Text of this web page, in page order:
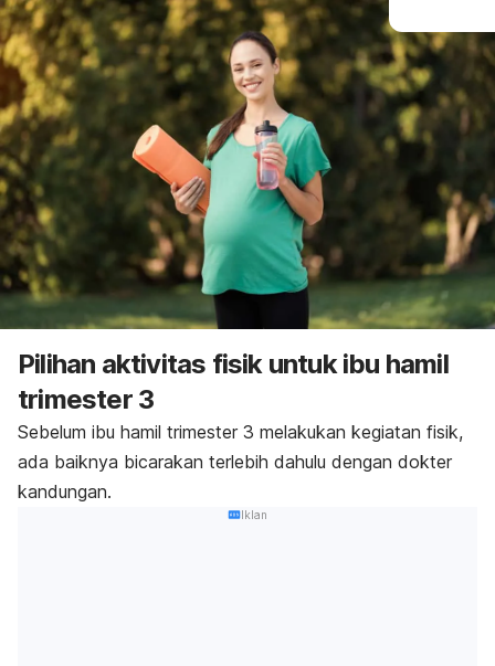
Pilihan aktivitas fisik untuk ibu hamil
trimester 3
Sebelum ibu hamil trimester 3 melakukan kegiatan fisik,
ada baiknya bicarakan terlebih dahulu dengan dokter
kandungan.
Iklan